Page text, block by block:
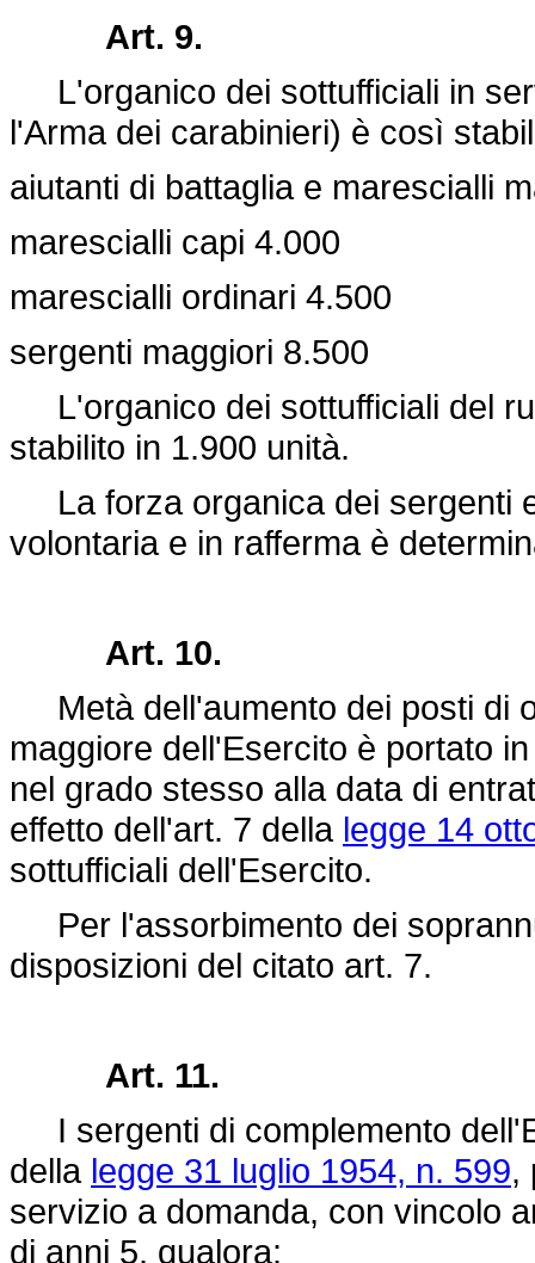
Art. 9.
L'organico dei sottufficiali in
l'Arma dei carabinieri) è così
aiutanti di battaglia e marescialli
marescialli capi 4.000
marescialli ordinari 4.500
sergenti maggiori 8.500
L'organico dei sottufficiali del
stabilito in 1.900 unità.
La forza organica dei sergenti
volontaria e in rafferma è
Art. 10.
Metà dell'aumento dei posti di
maggiore dell'Esercito è portato
nel grado stesso alla data di
effetto dell'art. 7 della legge 14
sottufficiali dell'Esercito.
Per l'assorbimento dei
disposizioni del citato art. 7.
Art. 11.
I sergenti di complemento
della legge 31 luglio 1954, n. 599,
servizio a domanda, con vincolo
di anni 5, qualora: